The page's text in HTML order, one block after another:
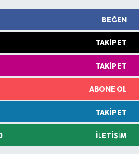
BEĞEN
TAKIP ET
TAKIP ET
ABONE OL
TAKIP ET
İLETIŞIM